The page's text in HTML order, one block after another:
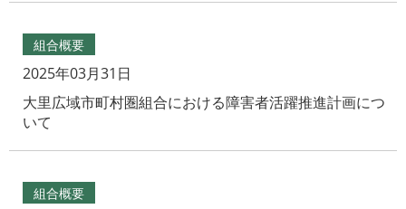
組合概要
2025年03月31日
大里広域市町村圏組合における障害者活躍推進計画につ
いて
組合概要